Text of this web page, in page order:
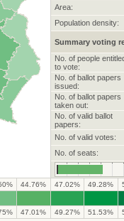
Area:
Population density:
Summary voting
No. of people
to vote:
No. of ballot papers
issued:
No. of ballot papers
taken out:
No. of valid ballot
papers:
No. of valid votes:
No. of seats:
44.76% 47.02% 49.28%
47.01% 49.27% 51.53%